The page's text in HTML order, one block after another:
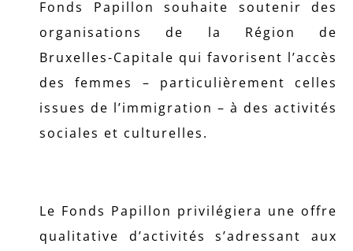
Fonds Papillon souhaite soutenir des
organisations de la Région de
Bruxelles-Capitale qui favorisent l’accès
des femmes – particulièrement celles
issues de l’immigration – à des activités
sociales et culturelles.
Le Fonds Papillon privilégiera une offre
qualitative d’activités s’adressant aux